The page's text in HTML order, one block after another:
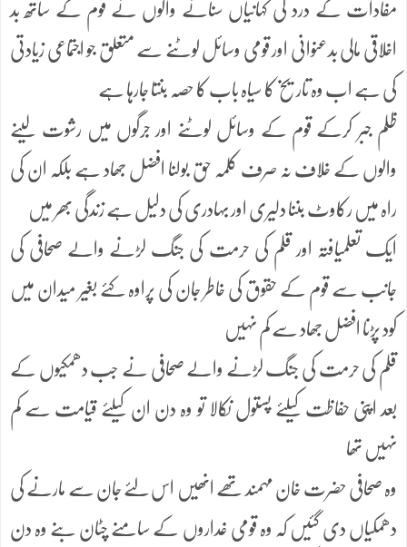
مفادات کے درد کی کہانیاں سنانے والوں نے قوم کے ساتھ بد
اخلاقی مالی بدعنوانی اور قومی وسائل لوٹنے سے متعلق جو اجتماعی زیادتی
کی ہے اب وہ تاریخ کا سیاہ باب کا حصہ بنتا جارہا ہے
ظلم جبر کرکے قوم کے وسائل لوٹنے اور جرگوں میں رشوت لینے
والوں کے خلاف نہ صرف کلمہ حق بولنا افضل جھاد ہے بلکہ ان کی
راہ میں رکاوٹ بننا دلیری اور بہادری کی دلیل ہے زندگی بھر میں
ایک تعلمیافتہ اور قلم کی حرمت کی جنگ لڑنے والے صحافی کی
جانب سے قوم کے حقوق کی خاطر جان کی پراوہ کئے بغیر میدان میں
کود پڑنا افضل جھاد سے کم نہیں
قلم کی حرمت کی جنگ لڑنے والے صحافی نے جب دھمکیوں کے
بعد اپنی حفاظت کیلئے پستول نکالا تو وہ دن ان کیلئے قیامت سے کم
نہیں تھا
وہ صحافی حضرت خان مہمند تھے انھیں اس لئے جان سے مارنے کی
دھمکیاں دی گئیں کہ وہ قومی غداروں کے سامنے چٹان بنے وہ دن